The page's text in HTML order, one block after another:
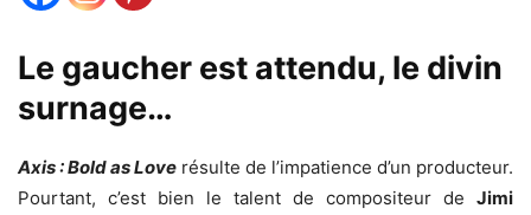
Le gaucher est attendu, le divin
surnage…
Axis : Bold as Love résulte de l’impatience d’un producteur.
Pourtant, c’est bien le talent de compositeur de Jimi